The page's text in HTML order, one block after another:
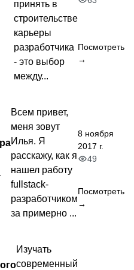
принять в
строительстве
карьеры
разработчика
- это выбор
между...
Посмотреть
→
Всем привет,
меня зовут
Илья. Я
расскажу, как я
нашел работу
fullstack-
разработчиком
за примерно ...
8 ноября
2017 г.
49
Посмотреть
→
Изучать
современный